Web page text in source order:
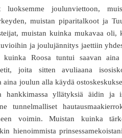
luoksemme joulunviettoon,
muistan piparitalkoot ja
muistan kuinka mukavaa oli,
ja joulujännitys jaettiin
Roosa tuntui saavan
joita sitten avuliaana
joulun alla käydä
hankkimassa yllätyksiä äidin ja
tunnelmalliset
voimin. Muistan kuinka
hienoimmista